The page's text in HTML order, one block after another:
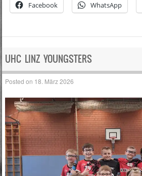
Facebook
WhatsApp
UHC LINZ YOUNGSTERS
Posted on 18. März 2026